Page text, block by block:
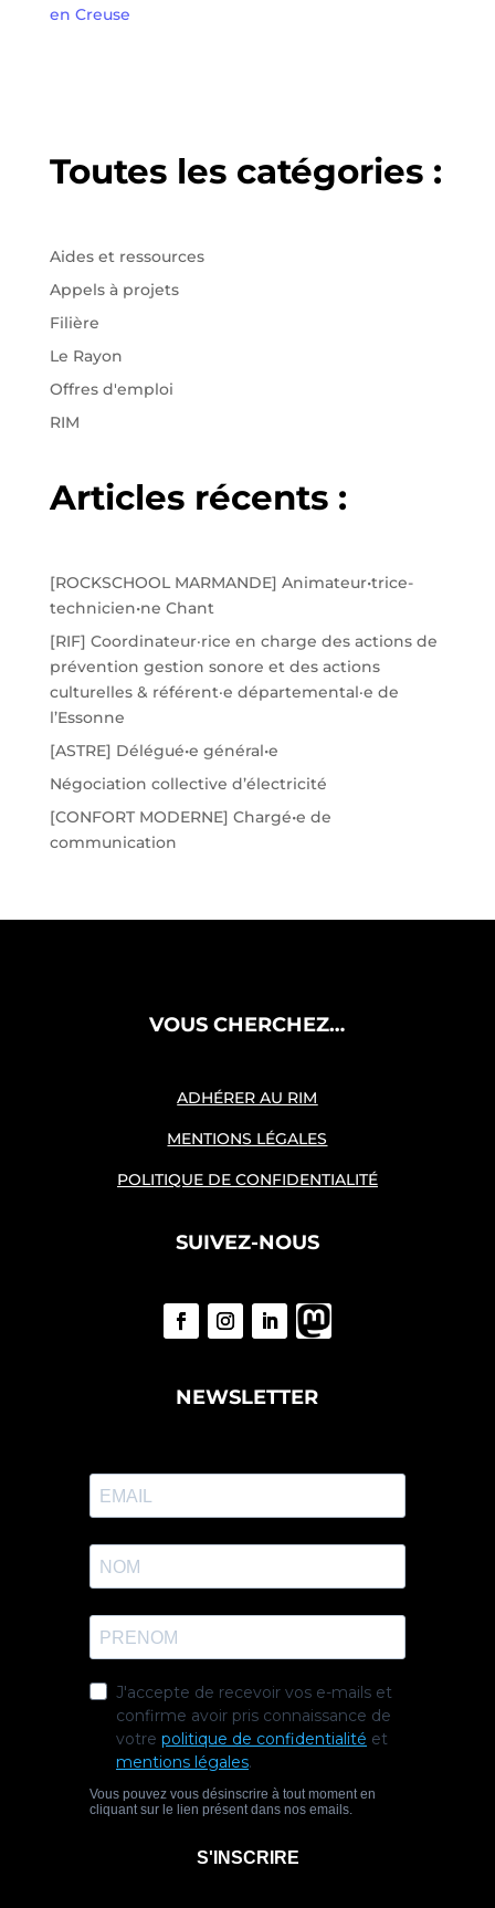
en Creuse
Toutes les catégories :
Aides et ressources
Appels à projets
Filière
Le Rayon
Offres d'emploi
RIM
Articles récents :
[ROCKSCHOOL MARMANDE] Animateur•trice-
technicien•ne Chant
[RIF] Coordinateur·rice en charge des actions de
prévention gestion sonore et des actions
culturelles & référent·e départemental·e de
l’Essonne
[ASTRE] Délégué•e général•e
Négociation collective d’électricité
[CONFORT MODERNE] Chargé•e de
communication
VOUS CHERCHEZ…
ADHÉRER AU RIM
MENTIONS LÉGALES
POLITIQUE DE CONFIDENTIALITÉ
SUIVEZ-NOUS
NEWSLETTER